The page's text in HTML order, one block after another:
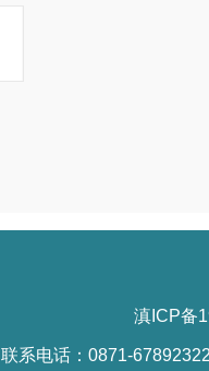
滇ICP备
联系电话：0871-